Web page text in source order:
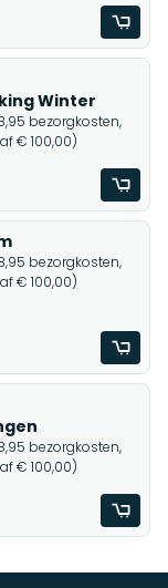
Winter
bezorgkosten,
€ 100,00)
bezorgkosten,
€ 100,00)
bezorgkosten,
€ 100,00)